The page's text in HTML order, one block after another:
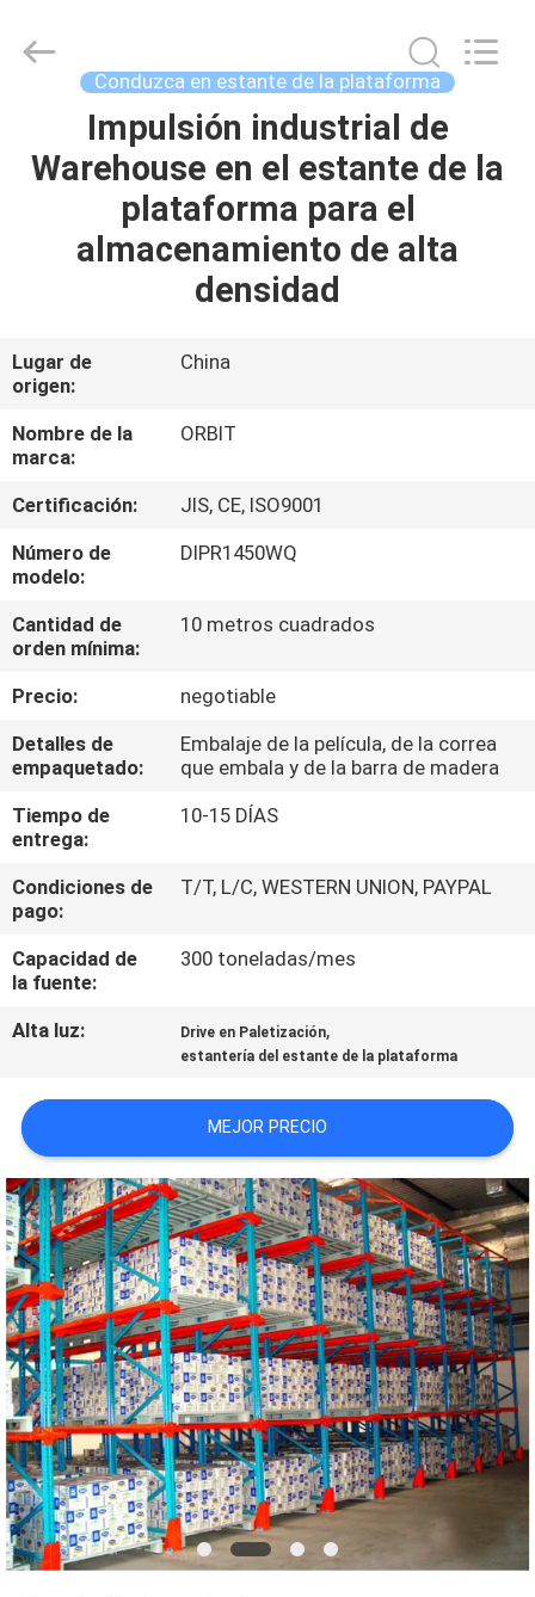
HOGAR
PRODUCTOS
VIAJE
DE
LA
FÁBRICA
CONTROL
DE
ÉNTRENOS
EN
CONTACTO
CON
NOTICIAS
CASOS
MAPA
DEL
SITIO
PRIVACY
POLICY
Metal
Products
Conduzca en estante de la plataforma
Impulsión industrial de
Warehouse en el estante de la
plataforma para el
almacenamiento de alta
densidad
Lugar de
origen:
China
Nombre de la
marca:
ORBIT
Certificación:
JIS, CE, ISO9001
Número de
modelo:
DIPR1450WQ
Cantidad de
orden mínima:
10 metros cuadrados
Precio:
negotiable
Detalles de
empaquetado:
Embalaje de la película, de la correa
que embala y de la barra de madera
Tiempo de
entrega:
10-15 DÍAS
Condiciones de
pago:
T/T, L/C, WESTERN UNION, PAYPAL
Capacidad de
la fuente:
300 toneladas/mes
Alta luz: Drive en Paletización,
estantería del estante de la plataforma
MEJOR PRECIO